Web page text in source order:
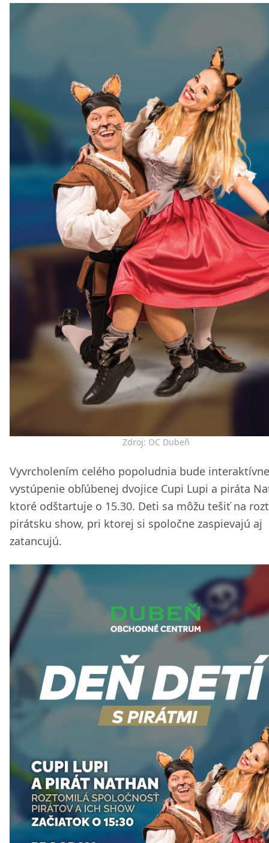
Zdroj: OC Dubeň
Vyvrcholením celého popoludnia bude interaktívne
vystúpenie obľúbenej dvojice Cupi Lupi a piráta
ktoré odštartuje o 15.30. Deti sa môžu tešiť na
pirátsku show, pri ktorej si spoločne zaspievajú aj
zatancujú.